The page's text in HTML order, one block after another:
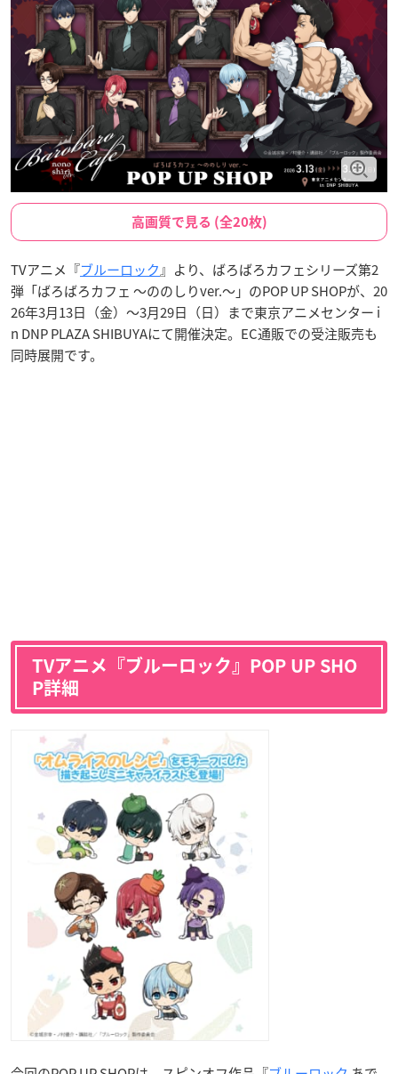
高画質で見る (全20枚)
TVアニメ『ブルーロック』より、ばろばろカフェシリーズ第2
弾「ばろばろカフェ ～ののしりver.～」のPOP UP SHOPが、20
26年3月13日（金）〜3月29日（日）まで東京アニメセンター i
n DNP PLAZA SHIBUYAにて開催決定。EC通販での受注販売も
同時展開です。
TVアニメ『ブルーロック』POP UP SHO
P詳細